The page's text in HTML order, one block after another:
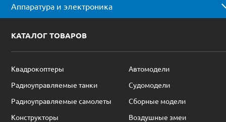
Аппаратура и электроника
КАТАЛОГ ТОВАРОВ
Квадрокоптеры
Автомодели
Радиоуправляемые танки
Судомодели
Радиоуправляемые самолеты
Сборные модели
Конструкторы
Воздушные змеи